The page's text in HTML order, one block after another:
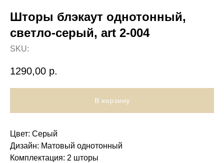
Шторы блэкаут однотонный,
светло-серый, art 2-004
SKU:
1290,00 р.
В корзину
Цвет: Серый
Дизайн: Матовый однотонный
Комплектация: 2 шторы